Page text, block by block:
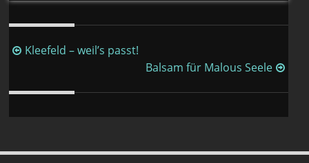
Beitragsnavigation
Kleefeld – weil’s passt!
Balsam für Malous Seele